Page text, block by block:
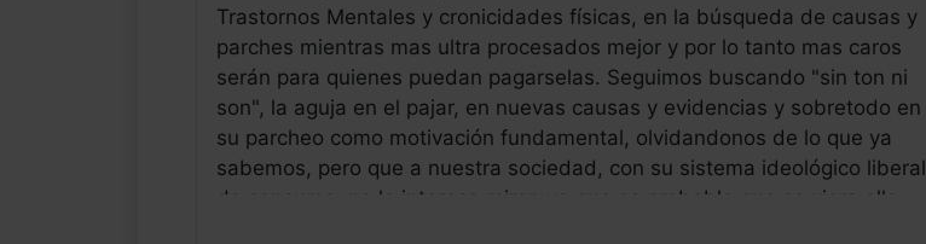
Trastornos Mentales y cronicidades físicas, en la búsqueda de causas y
parches mientras mas ultra procesados mejor y por lo tanto mas caros
serán para quienes puedan pagarselas. Seguimos buscando "sin ton ni
son", la aguja en el pajar, en nuevas causas y evidencias y sobretodo en
su parcheo como motivación fundamental, olvidandonos de lo que ya
sabemos, pero que a nuestra sociedad, con su sistema ideológico liberal
de consumo, no le interesa mirar, ya que es probable que se viera ella